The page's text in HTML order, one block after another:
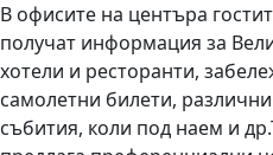
В офисите на центъра
получат информация за
хотели и ресторанти,
самолетни билети,
събития, коли под наем и